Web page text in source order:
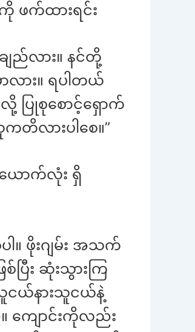
ဖက်ထားရင်း
ျည်လား။ နင်တို့
လား။ ရပါတယ်
ပြုစုစောင့်ရှောက်
ကတိလားပါစေ။”
ောက်လုံး ရှိ
ါ။ ဖိုးဂျမ်း အသက်
ပြီး ဆုံးသွားကြ
ငယ်နားသူငယ်နဲ့
ျောင်းကိုလည်း